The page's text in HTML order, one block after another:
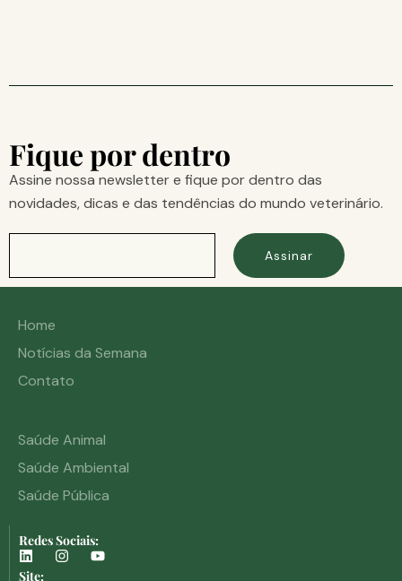
Fique por dentro
Assine nossa newsletter e fique por dentro das
novidades, dicas e das tendências do mundo veterinário.
Assinar
Home
Notícias da Semana
Contato
Saúde Animal
Saúde Ambiental
Saúde Pública
Redes Sociais:
Site: